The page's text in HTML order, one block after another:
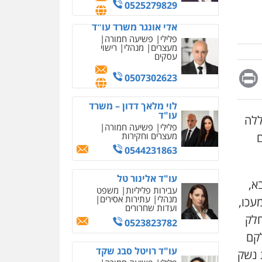
Message
Print
שכללה
מעכו,
נשק
0507302623
לוי מלאך דדון – משרד
עו"ד
פלילי פשיעה חמורה
מעצרים וחקירות
0544231863
עו"ד אלינור טל
עבירות פליליות
מנהלי עתירות אסירים
ועדות שחרורים
0523823782
עו"ד רויטל סבג שקד
פלילי פשיעה חמורה
אמצעי לחימה אלימות
עורכי דין לענייני אסירים
0528615306
דוד בוחבוט – משרד עו"ד
מחיקת כתבות מגוגל
ודחיקת אזכורים שליליים
שירותים מקצועיים לעורכי
דין
0522508109
אחסון אתרים
מהירות הגנה גיבוי
תמיכה שירותים מקצועיים
לעורכי דין
מרכז התחלה חדשה
אסירים עבירות מין
שירותים מקצועיים לעורכי
דין
0544500346
מאיה בלום, עו"ס,
טיפול ושיקום
טיפול בהתמכרויות
שירותים מקצועיים לעורכי
דין